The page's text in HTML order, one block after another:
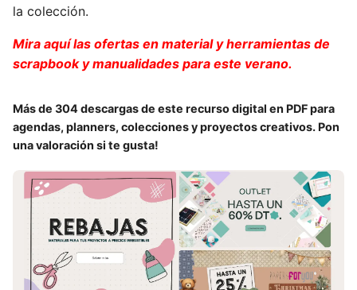
la colección.
Mira aquí las ofertas en material y herramientas de
scrapbook y manualidades para este verano.
Más de 304 descargas de este recurso digital en PDF para
agendas, planners, colecciones y proyectos creativos. Pon
una valoración si te gusta!